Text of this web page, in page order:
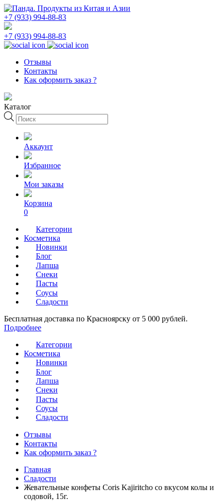
+7 (933) 994-88-83
+7 (933) 994-88-83
Отзывы
Контакты
Как оформить заказ ?
Каталог
Поиск
товаров
Аккаунт
Избранное
Мои заказы
Корзина
0
Категории
Косметика
Новинки
Блог
Лапша
Снеки
Пасты
Соусы
Сладости
Бесплатная доставка по Красноярску от 5 000 рублей.
Подробнее
Категории
Косметика
Новинки
Блог
Лапша
Снеки
Пасты
Соусы
Сладости
Отзывы
Контакты
Как оформить заказ ?
Главная
Сладости
Жевательные конфеты Coris Kajiritcho со вкусом колы и
содовой, 15г.